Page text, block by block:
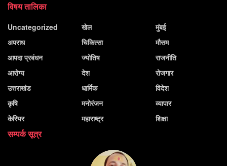
विषय तालिका
Uncategorized
अपराध
आपदा प्रबंधन
आरोग्य
उत्तराखंड
कृषि
केरियर
खेल
चिकित्सा
ज्योतिष
देश
धार्मिक
मनोरंजन
महाराष्ट्र
मुंबई
मौसम
राजनीति
रोजगार
विदेश
व्यापार
शिक्षा
सम्पर्क सूत्र